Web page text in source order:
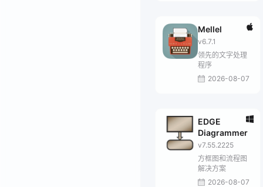
Mellel
v6.7.1
领先的文字处理
程序
2026-08-07
EDGE
Diagrammer
v7.55.2225
方框图和流程图
解决方案
2026-08-07